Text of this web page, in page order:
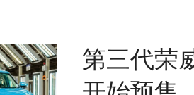
第三代荣